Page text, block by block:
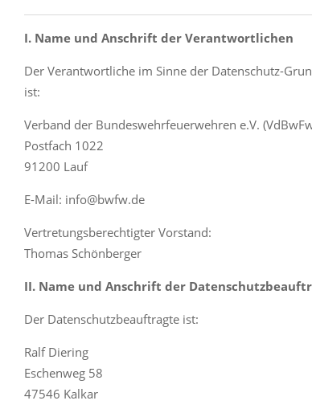
I. Name und Anschrift der Verantwortlichen
Der Verantwortliche im Sinne der Datenschutz-
ist:
Verband der Bundeswehrfeuerwehren e.V.
Postfach 1022
91200 Lauf
E-Mail: info@bwfw.de
Vertretungsberechtigter Vorstand:
Thomas Schönberger
II. Name und Anschrift der
Der Datenschutzbeauftragte ist:
Ralf Diering
Eschenweg 58
47546 Kalkar